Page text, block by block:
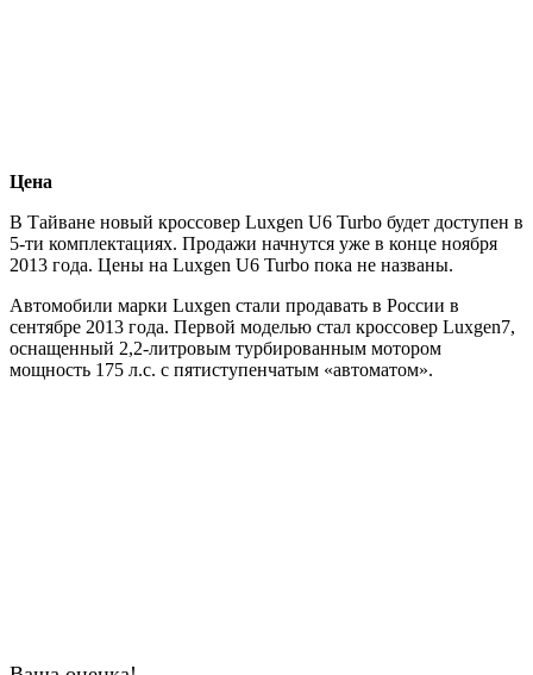
Цена
В Тайване новый кроссовер Luxgen U6 Turbo будет доступен в
5-ти комплектациях. Продажи начнутся уже в конце ноября
2013 года. Цены на Luxgen U6 Turbo пока не названы.
Автомобили марки Luxgen стали продавать в России в
сентябре 2013 года. Первой моделью стал кроссовер Luxgen7,
оснащенный 2,2-литровым турбированным мотором
мощность 175 л.с. с пятиступенчатым «автоматом».